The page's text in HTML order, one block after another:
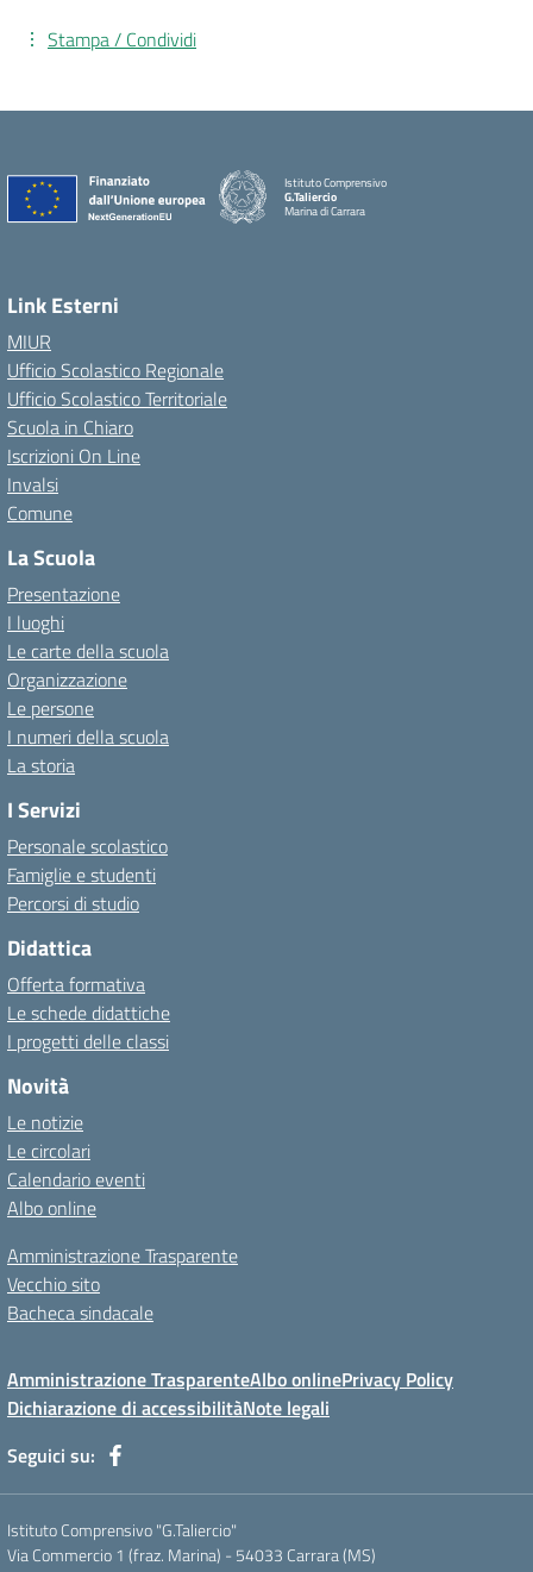
Stampa / Condividi
Istituto Comprensivo
G.Taliercio
Marina di Carrara
Link Esterni
MIUR
Ufficio Scolastico Regionale
Ufficio Scolastico Territoriale
Scuola in Chiaro
Iscrizioni On Line
Invalsi
Comune
La Scuola
Presentazione
I luoghi
Le carte della scuola
Organizzazione
Le persone
I numeri della scuola
La storia
I Servizi
Personale scolastico
Famiglie e studenti
Percorsi di studio
Didattica
Offerta formativa
Le schede didattiche
I progetti delle classi
Novità
Le notizie
Le circolari
Calendario eventi
Albo online
Amministrazione Trasparente
Vecchio sito
Bacheca sindacale
Amministrazione TrasparenteAlbo onlinePrivacy Policy
Dichiarazione di accessibilitàNote legali
Seguici su:
Istituto Comprensivo "G.Taliercio"
Via Commercio 1 (fraz. Marina) - 54033 Carrara (MS)